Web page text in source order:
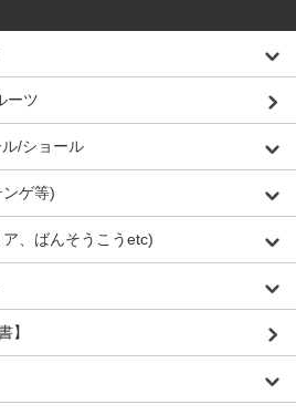
ーツ
/ショール
ンゲ等)
、ばんそうこうetc)
】